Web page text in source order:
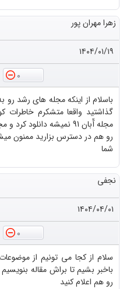
زهرا مهران پور
۱۴۰۴/۰۱/۱۹
0
باسلام از اینکه مجله های رشد رو
گذاشتید واقعا متشکرم
رو هم در دسترس بزارید ممنون
شما
نجفی
۱۴۰۴/۰۴/۰۱
0
سلام از کجا می تونیم از
باخبر بشیم تا براش مقاله
رو هم اعلام کنید